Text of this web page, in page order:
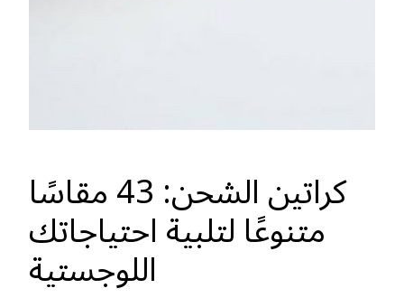
كراتين الشحن: 43 مقاسًا
متنوعًا لتلبية احتياجاتك
اللوجستية